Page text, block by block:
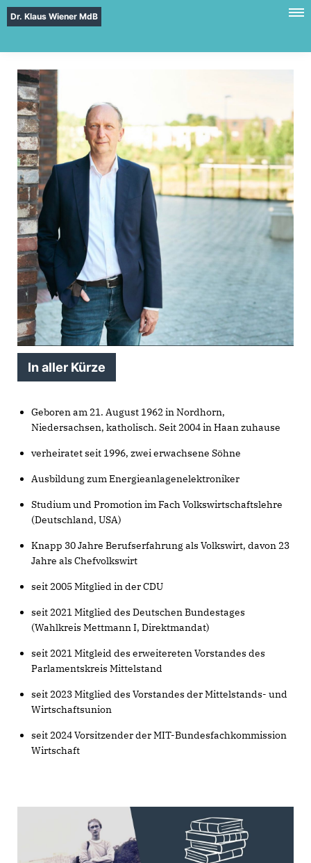
Dr. Klaus Wiener MdB
In aller Kürze
Geboren am 21. August 1962 in Nordhorn,
Niedersachsen, katholisch. Seit 2004 in Haan zuhause
verheiratet seit 1996, zwei erwachsene Söhne
Ausbildung zum Energieanlagenelektroniker
Studium und Promotion im Fach Volkswirtschaftslehre
(Deutschland, USA)
Knapp 30 Jahre Berufserfahrung als Volkswirt, davon 23
Jahre als Chefvolkswirt
seit 2005 Mitglied in der CDU
seit 2021 Mitglied des Deutschen Bundestages
(Wahlkreis Mettmann I, Direktmandat)
seit 2021 Mitgleid des erweitereten Vorstandes des
Parlamentskreis Mittelstand
seit 2023 Mitglied des Vorstandes der Mittelstands- und
Wirtschaftsunion
seit 2024 Vorsitzender der MIT-Bundesfachkommission
Wirtschaft